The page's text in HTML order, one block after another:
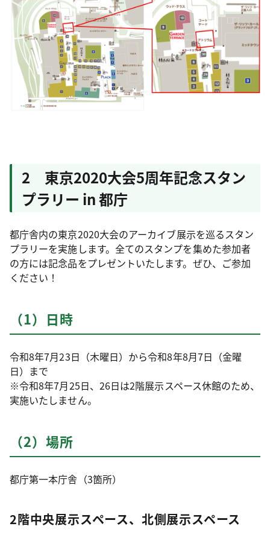
2 東京2020大会5周年記念スタン
プラリー in 都庁
都庁舎内の東京2020大会のアーカイブ展示を巡るスタン
プラリーを実施します。全てのスタンプを集めた参加者
の方には記念品をプレゼントいたします。ぜひ、ご参加
ください！
（1）日時
令和8年7月23日（木曜日）から令和8年8月7日（金曜
日）まで
※令和8年7月25日、26日は2階展示スペース休館のため、
実施いたしません。
（2）場所
都庁第一本庁舎（3箇所）
2階中央展示スペース、北側展示スペース